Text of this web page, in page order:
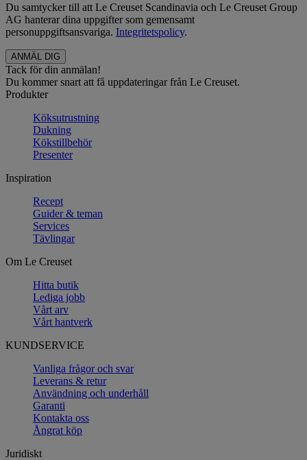
Du samtycker till att Le Creuset Scandinavia och Le Creuset Group
AG hanterar dina uppgifter som gemensamt
personuppgiftsansvariga. Integritetspolicy.
Tack för din anmälan!
Du kommer snart att få uppdateringar från Le Creuset.
Produkter
Köksutrustning
Dukning
Kökstillbehör
Presenter
Inspiration
Recept
Guider & teman
Services
Tävlingar
Om Le Creuset
Hitta butik
Lediga jobb
Vårt arv
Vårt hantverk
KUNDSERVICE
Vanliga frågor och svar
Leverans & retur
Användning och underhåll
Garanti
Kontakta oss
Ångrat köp
Juridiskt